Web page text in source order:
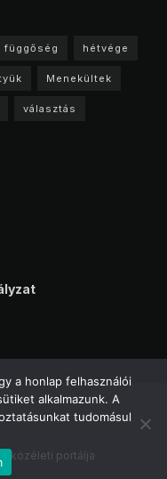
függőség hétvége
Menekültek
választás
közéleti portálja
a honlap felhasználói
alkalmazunk. A
tudomásul